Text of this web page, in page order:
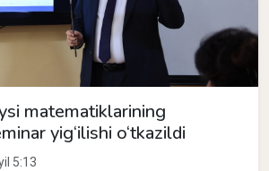
matematiklarining
yig‘ilishi o‘tkazildi
5:13